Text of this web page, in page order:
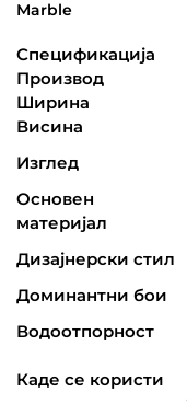
Marble
Спецификација
Производ
Ширина
Висина
Изглед
Основен
материјал
Дизајнерски стил
Доминантни бои
Водоотпорност
Каде се користи